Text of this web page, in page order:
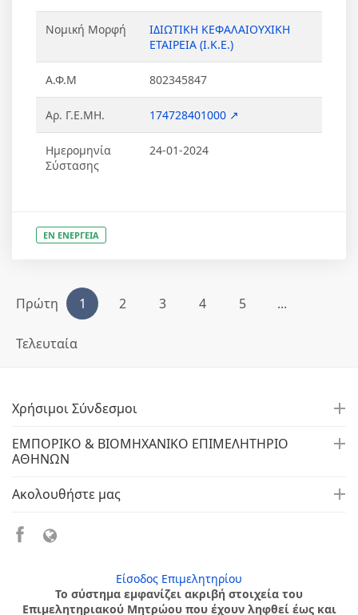
Νομική Μορφή
ΙΔΙΩΤΙΚΗ ΚΕΦΑΛΑΙΟΥΧΙΚΗ
ΕΤΑΙΡΕΙΑ (Ι.Κ.Ε.)
Α.Φ.Μ 802345847
Αρ. Γ.Ε.ΜΗ. 174728401000 ↗
Ημερομηνία
Σύστασης
24-01-2024
ΕΝ ΕΝΕΡΓΕΙΑ
Πρώτη 1 2 3 4 5 ...
Τελευταία
Χρήσιμοι Σύνδεσμοι
ΕΜΠΟΡΙΚΟ & ΒΙΟΜΗΧΑΝΙΚΟ ΕΠΙΜΕΛΗΤΗΡΙΟ
ΑΘΗΝΩΝ
Ακολουθήστε μας
Είσοδος Επιμελητηρίου
Το σύστημα εμφανίζει ακριβή στοιχεία του
Επιμελητηριακού Μητρώου που έχουν ληφθεί έως και